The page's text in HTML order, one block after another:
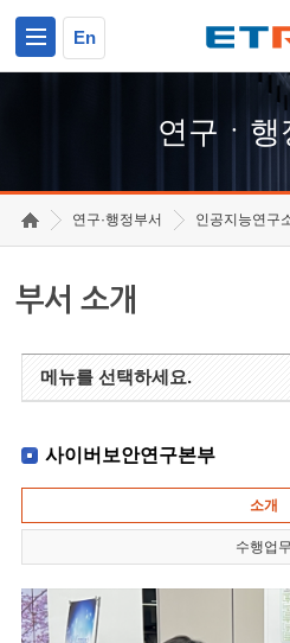
En
연구ㆍ행
연구·행정부서 인공지능연구
부서 소개
메뉴를 선택하세요.
사이버보안연구본부
소개
수행업무